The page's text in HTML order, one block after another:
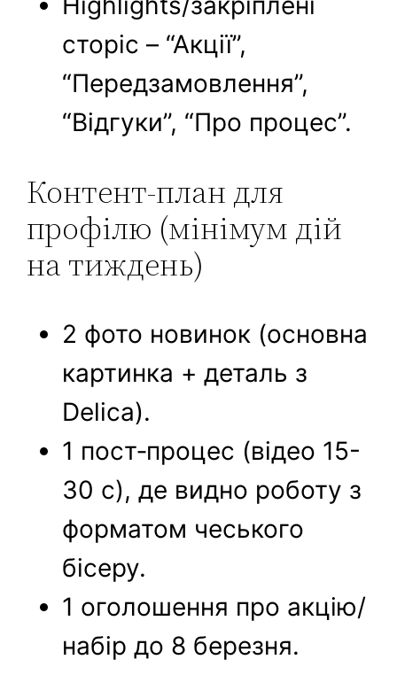
сторіс – “Акції”,
“Передзамовлення”,
“Відгуки”, “Про процес”.
Контент‑план для
профілю (мінімум дій
на тиждень)
2 фото новинок (основна
картинка + деталь з
Delica).
1 пост‑процес (відео 15-
30 с), де видно роботу з
форматом чеського
бісеру.
1 оголошення про акцію/
набір до 8 березня.